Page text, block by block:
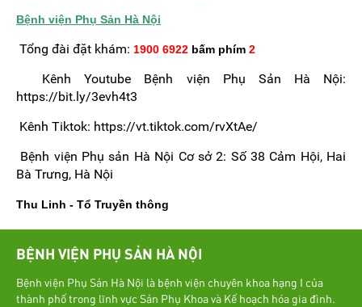
Bệnh viện Phụ Sản Hà Nội
Tổng đài đặt khám: 1900 6922 bấm phím 2
Kênh Youtube Bệnh viện Phụ Sản Hà Nội:
https://bit.ly/3evh4t3
Kênh Tiktok: https://vt.tiktok.com/rvXtAe/
Bệnh viện Phụ sản Hà Nội Cơ sở 2: Số 38 Cảm Hội, Hai
Bà Trưng, Hà Nội
Thu Linh - Tổ Truyền thông
BỆNH VIỆN PHỤ SẢN HÀ NỘI
Bệnh viện Phụ Sản Hà Nội là bệnh viện chuyên khoa hạng I của
thành phố trong lĩnh vực Sản Phụ Khoa và Kế hoạch hóa gia đình.